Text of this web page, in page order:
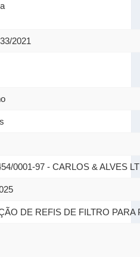
2021
0001-97 - CARLOS & ALVES
DE REFIS DE FILTRO